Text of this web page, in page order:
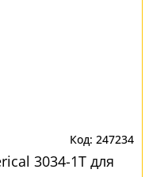
247234
3034-1T для